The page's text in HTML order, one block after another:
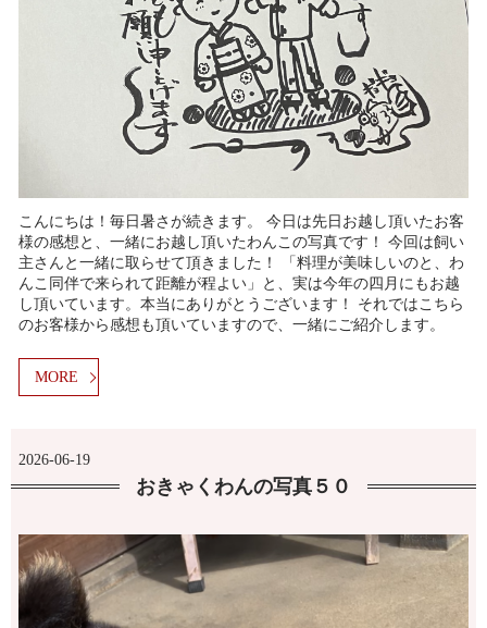
こんにちは！毎日暑さが続きます。 今日は先日お越し頂いたお客
様の感想と、一緒にお越し頂いたわんこの写真です！ 今回は飼い
主さんと一緒に取らせて頂きました！ 「料理が美味しいのと、わ
んこ同伴で来られて距離が程よい」と、実は今年の四月にもお越
し頂いています。本当にありがとうございます！ それではこちら
のお客様から感想も頂いていますので、一緒にご紹介します。
MORE
2026-06-19
おきゃくわんの写真５０